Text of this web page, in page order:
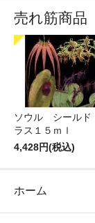
売れ筋商品
ソウル シール
ラス１５ｍｌ
4,428円(税込)
ホーム